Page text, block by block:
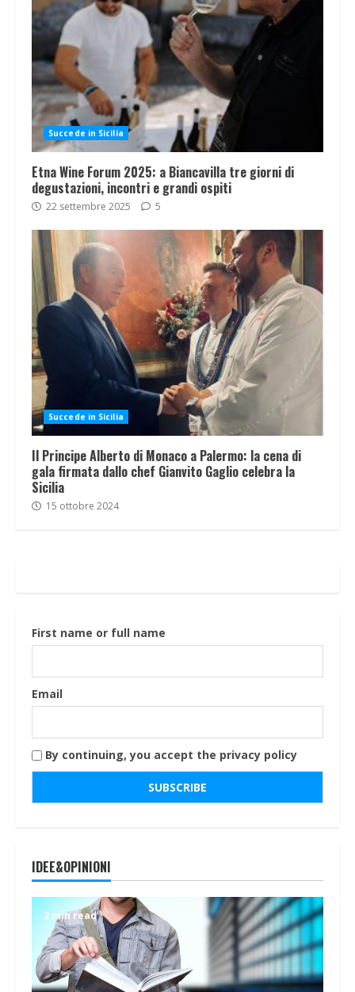
Succede in Sicilia
Etna Wine Forum 2025: a Biancavilla tre giorni di
degustazioni, incontri e grandi ospiti
22 settembre 2025 5
Succede in Sicilia
Il Principe Alberto di Monaco a Palermo: la cena di
gala firmata dallo chef Gianvito Gaglio celebra la
Sicilia
15 ottobre 2024
First name or full name
Email
By continuing, you accept the privacy policy
IDEE&OPINIONI
2 min read